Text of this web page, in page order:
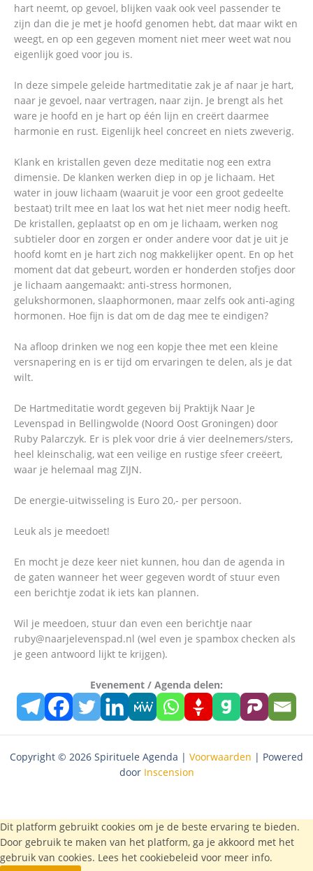
hart neemt, op gevoel, blijken vaak ook veel passender te
zijn dan die je met je hoofd genomen hebt, dat maar wikt en
weegt, en op een gegeven moment niet meer weet wat nou
eigenlijk goed voor jou is.
In deze simpele geleide hartmeditatie zak je af naar je hart,
naar je gevoel, naar vertragen, naar zijn. Je brengt als het
ware je hoofd en je hart op één lijn en creërt daarmee
harmonie en rust. Eigenlijk heel concreet en niets zweverig.
Klank en kristallen geven deze meditatie nog een extra
dimensie. De klanken werken diep in op je lichaam. Het
water in jouw lichaam (waaruit je voor een groot gedeelte
bestaat) trilt mee en laat los wat het niet meer nodig heeft.
De kristallen, geplaatst op en om je lichaam, werken nog
subtieler door en zorgen er onder andere voor dat je uit je
hoofd komt en je hart zich nog makkelijker opent. En op het
moment dat dat gebeurt, worden er honderden stofjes door
je lichaam aangemaakt: anti-stress hormonen,
gelukshormonen, slaaphormonen, maar zelfs ook anti-aging
hormonen. Hoe fijn is dat om de dag mee te eindigen?
Na afloop drinken we nog een kopje thee met een kleine
versnapering en is er tijd om ervaringen te delen, als je dat
wilt.
De Hartmeditatie wordt gegeven bij Praktijk Naar Je
Levenspad in Bellingwolde (Noord Oost Groningen) door
Ruby Palarczyk. Er is plek voor drie á vier deelnemers/sters,
heel kleinschalig, wat een veilige en rustige sfeer creëert,
waar je helemaal mag ZIJN.
De energie-uitwisseling is Euro 20,- per persoon.
Leuk als je meedoet!
En mocht je deze keer niet kunnen, hou dan de agenda in
de gaten wanneer het weer gegeven wordt of stuur even
een berichtje zodat ik iets kan plannen.
Wil je meedoen, stuur dan even een berichtje naar
ruby@naarjelevenspad.nl (wel even je spambox checken als
je geen antwoord lijkt te krijgen).
Evenement / Agenda delen:
Copyright © 2026 Spirituele Agenda | Voorwaarden | Powered
door Inscension
Dit platform gebruikt cookies om je de beste ervaring te bieden.
Door gebruik te maken van het platform, ga je akkoord met het
gebruik van cookies. Lees het cookiebeleid voor meer info.